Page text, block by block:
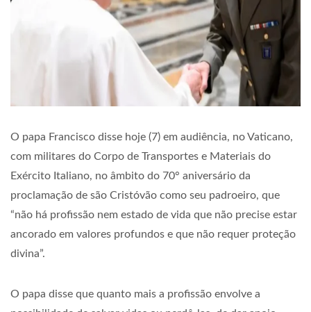
O papa Francisco disse hoje (7) em audiência, no Vaticano,
com militares do Corpo de Transportes e Materiais do
Exército Italiano, no âmbito do 70° aniversário da
proclamação de são Cristóvão como seu padroeiro, que
“não há profissão nem estado de vida que não precise estar
ancorado em valores profundos e que não requer proteção
divina”.
O papa disse que quanto mais a profissão envolve a